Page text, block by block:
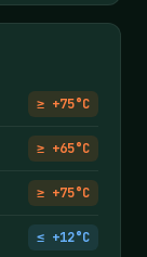
≥ +75°C
≥ +65°C
≥ +75°C
≤ +12°C